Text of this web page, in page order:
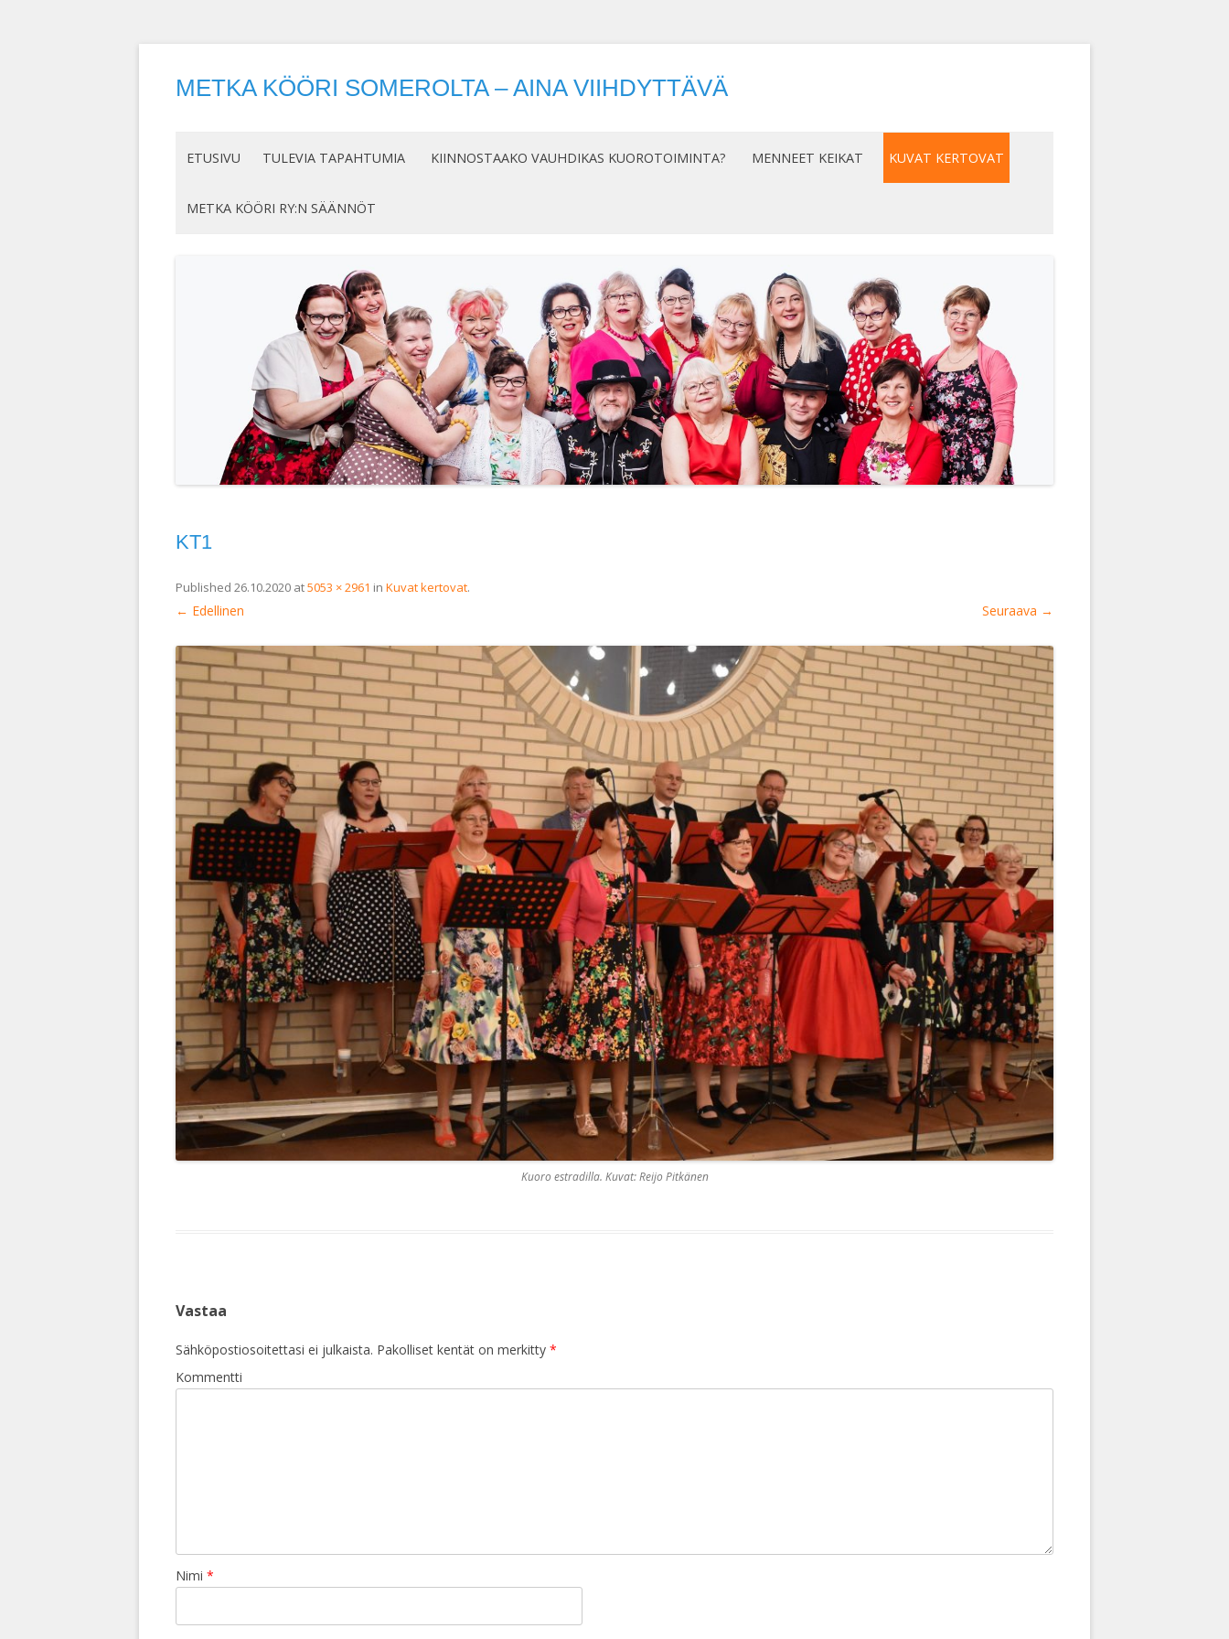
METKA KÖÖRI SOMEROLTA – AINA VIIHDYTTÄVÄ
sisältöön
ETUSIVU TULEVIA TAPAHTUMIA KIINNOSTAAKO VAUHDIKAS KUOROTOIMINTA? MENNEET KEIKAT KUVAT KERTOVAT
METKA KÖÖRI RY:N SÄÄNNÖT
KT1
Published 26.10.2020 at5053 × 2961 in Kuvat kertovat.
← Edellinen Seuraava →
Kuoro estradilla. Kuvat: Reijo Pitkänen
Vastaa
Sähköpostiosoitettasi ei julkaista. Pakolliset kentät on merkitty *
Kommentti
Nimi *